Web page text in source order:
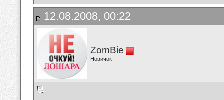
12.08.2008, 00:22
ZomBie
Новичок